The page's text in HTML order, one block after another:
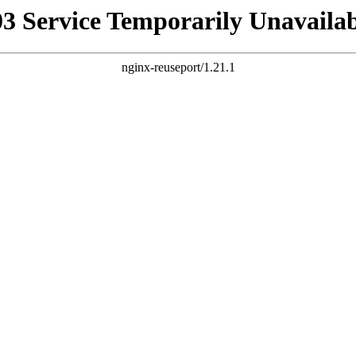
Service Temporarily
nginx-reuseport/1.21.1